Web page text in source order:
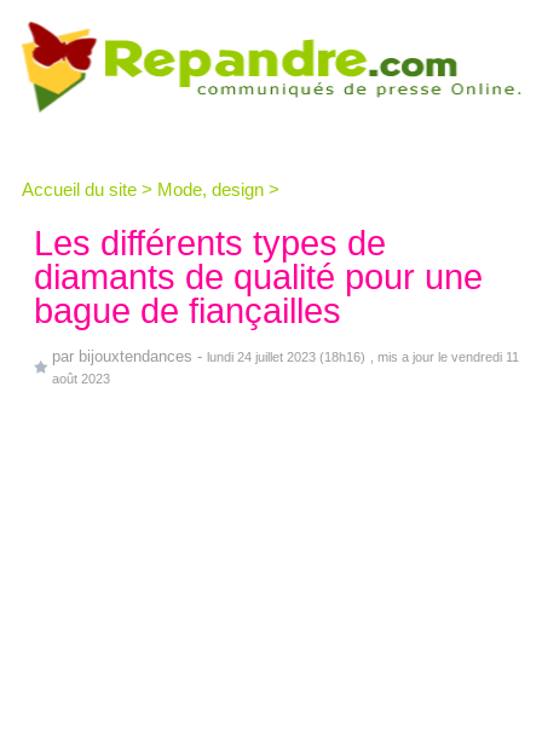
Accueil du site > Mode, design >
Les différents types de
diamants de qualité pour une
bague de fiançailles
par bijouxtendances - lundi 24 juillet 2023 (18h16)
, mis a jour le vendredi 11
août 2023